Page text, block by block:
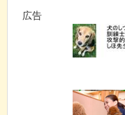
広告